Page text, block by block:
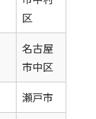
区
名古屋
市中区
瀬戸市